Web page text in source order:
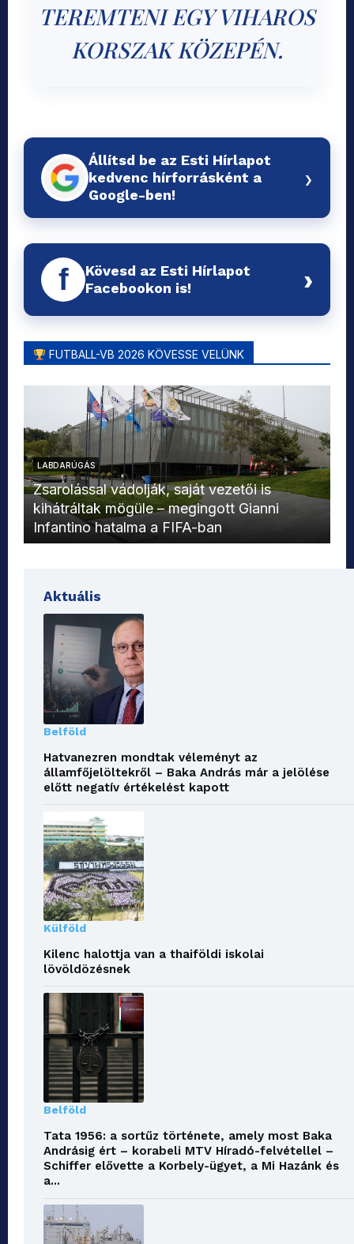
TEREMTENI EGY VIHAROS
KORSZAK KÖZEPÉN.
Állítsd be az Esti Hírlapot
kedvenc hírforrásként a
Google-ben!
›
f
Kövesd az Esti Hírlapot
Facebookon is!
›
FUTBALL-VB 2026 KÖVESSE VELÜNK
LABDARÚGÁS
Zsarolással vádolják, saját vezetői is
kihátráltak mögüle – megingott Gianni
Infantino hatalma a FIFA-ban
Aktuális
Belföld
Hatvanezren mondtak véleményt az
államfőjelöltekről – Baka András már a jelölése
előtt negatív értékelést kapott
Külföld
Kilenc halottja van a thaiföldi iskolai
lövöldözésnek
Belföld
Tata 1956: a sortűz története, amely most Baka
Andrásig ért – korabeli MTV Híradó-felvétellel –
Schiffer elővette a Korbely-ügyet, a Mi Hazánk és
a...